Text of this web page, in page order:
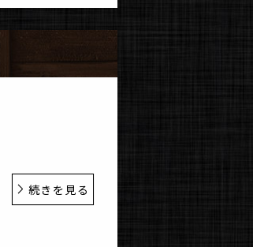
続きを見る